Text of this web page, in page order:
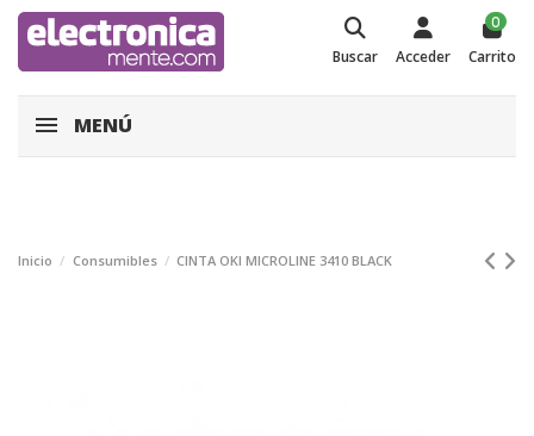
Buscar Acceder
0
Carrito
MENÚ
Inicio Consumibles CINTA OKI MICROLINE 3410 BLACK